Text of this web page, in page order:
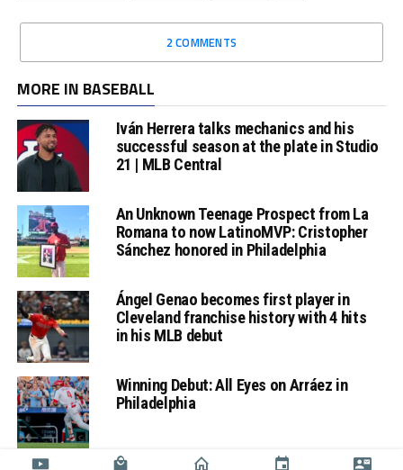
2 COMMENTS
MORE IN BASEBALL
Iván Herrera talks mechanics and his
successful season at the plate in Studio
21 | MLB Central
An Unknown Teenage Prospect from La
Romana to now LatinoMVP: Cristopher
Sánchez honored in Philadelphia
Ángel Genao becomes first player in
Cleveland franchise history with 4 hits
in his MLB debut
Winning Debut: All Eyes on Arráez in
Philadelphia